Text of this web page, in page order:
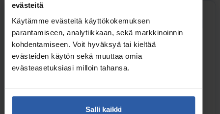
evästeitä
Käytämme evästeitä käyttökokemuksen
parantamiseen, analytiikkaan, sekä markkinoinnin
kohdentamiseen. Voit hyväksyä tai kieltää
evästeiden käytön sekä muuttaa omia
evästeasetuksiasi milloin tahansa.
Salli kaikki
SIIRRELTÄVÄT HUOLTOPORTAAT ILMAN
KAITEITA
Siirreltävien huoltoportaiden kiinteärakenteinen vahva runko, sekä